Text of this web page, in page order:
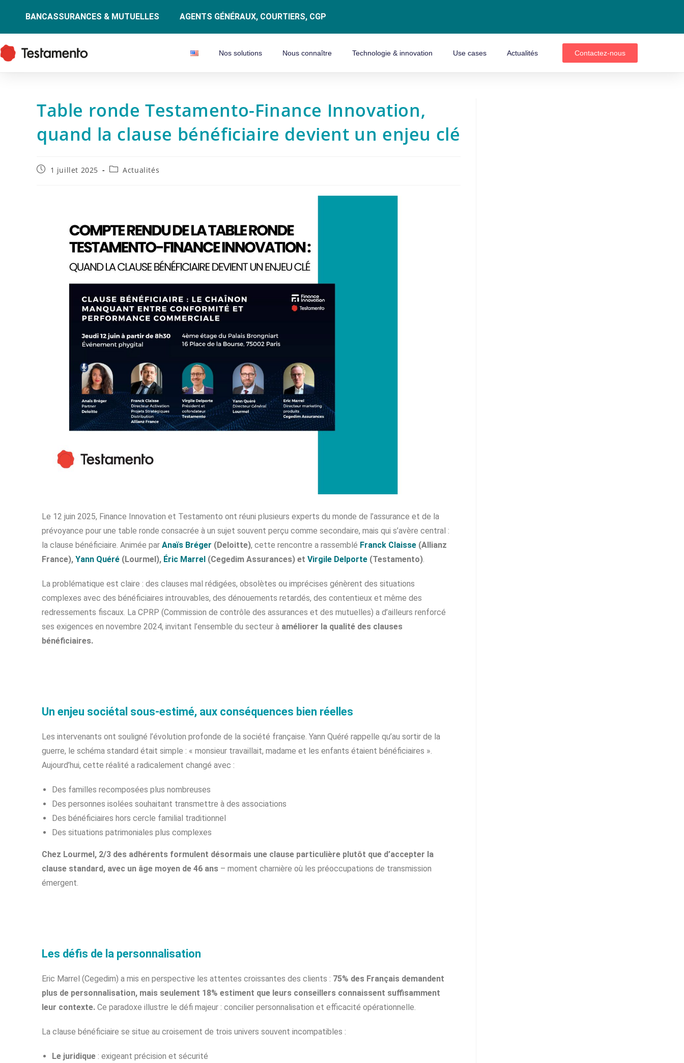
BANCASSURANCES & MUTUELLES AGENTS GÉNÉRAUX, COURTIERS, CGP
Nos solutions Nous connaître Technologie & innovation Use cases Actualités Contactez-nous
Table ronde Testamento-Finance Innovation,
quand la clause bénéficiaire devient un enjeu clé
1 juillet 2025 Actualités
Le 12 juin 2025, Finance Innovation et Testamento ont réuni plusieurs experts du monde de l’assurance et de la
prévoyance pour une table ronde consacrée à un sujet souvent perçu comme secondaire, mais qui s’avère central :
la clause bénéficiaire. Animée par Anaïs Bréger (Deloitte), cette rencontre a rassemblé Franck Claisse (Allianz
France), Yann Quéré (Lourmel), Éric Marrel (Cegedim Assurances) et Virgile Delporte (Testamento)
La problématique est claire : des clauses mal rédigées, obsolètes ou imprécises génèrent des situations
complexes avec des bénéficiaires introuvables, des dénouements retardés, des contentieux et même des
redressements fiscaux. La CPRP (Commission de contrôle des assurances et des mutuelles) a d’ailleurs renforcé
ses exigences en novembre 2024, invitant l’ensemble du secteur à améliorer la qualité des clauses
bénéficiaires.
Un enjeu sociétal sous-estimé, aux conséquences bien réelles
Les intervenants ont souligné l’évolution profonde de la société française. Yann Quéré rappelle qu’au sortir de la
guerre, le schéma standard était simple : « monsieur travaillait, madame et les enfants étaient bénéficiaires ».
Aujourd’hui, cette réalité a radicalement changé avec :
Des familles recomposées plus nombreuses
Des personnes isolées souhaitant transmettre à des associations
Des bénéficiaires hors cercle familial traditionnel
Des situations patrimoniales plus complexes
Chez Lourmel, 2/3 des adhérents formulent désormais une clause particulière plutôt que d’accepter la
clause standard, avec un âge moyen de 46 ans – moment charnière où les préoccupations de transmission
émergent.
Les défis de la personnalisation
Eric Marrel (Cegedim) a mis en perspective les attentes croissantes des clients : 75% des Français demandent
plus de personnalisation, mais seulement 18% estiment que leurs conseillers connaissent suffisamment
leur contexte. Ce paradoxe illustre le défi majeur : concilier personnalisation et efficacité opérationnelle.
La clause bénéficiaire se situe au croisement de trois univers souvent incompatibles :
Le juridique : exigeant précision et sécurité